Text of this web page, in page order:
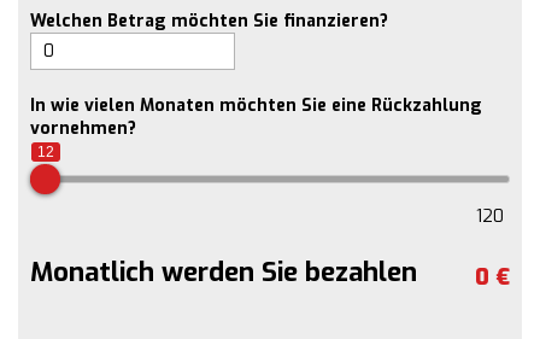
Welchen Betrag möchten Sie finanzieren?
In wie vielen Monaten möchten Sie eine Rückzahlung
vornehmen?
120
12
Monatlich werden Sie bezahlen 0 €